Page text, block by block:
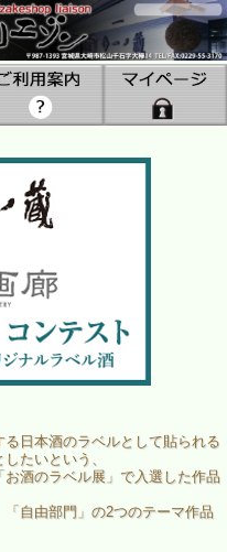
日本酒のラベルとして貼られる
たいという、
酒のラベル展」で入選した作品
自由部門」の2つのテーマ作品